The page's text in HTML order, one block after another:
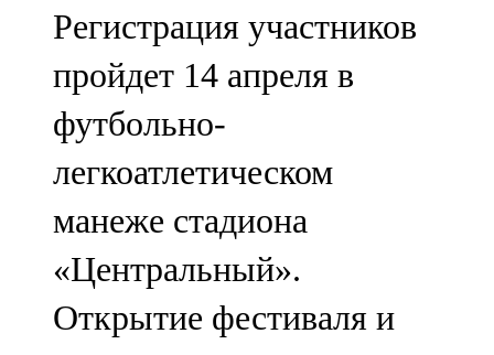
103,0 FM
Чүпрәле
91,0 FM
Шәмәрдән
102,3 FM
Яңа чишмә
107,0 FM
Регистрация участников
пройдет 14 апреля в
футбольно-
легкоатлетическом
манеже стадиона
«Центральный».
Открытие фестиваля и